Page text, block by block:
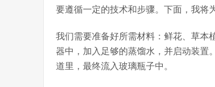
要遵循一定的技术和步骤。下面，我将
我们需要准备好所需材料：鲜花、草本
器中，加入足够的蒸馏水，并启动装置
道里，最终流入玻璃瓶子中。